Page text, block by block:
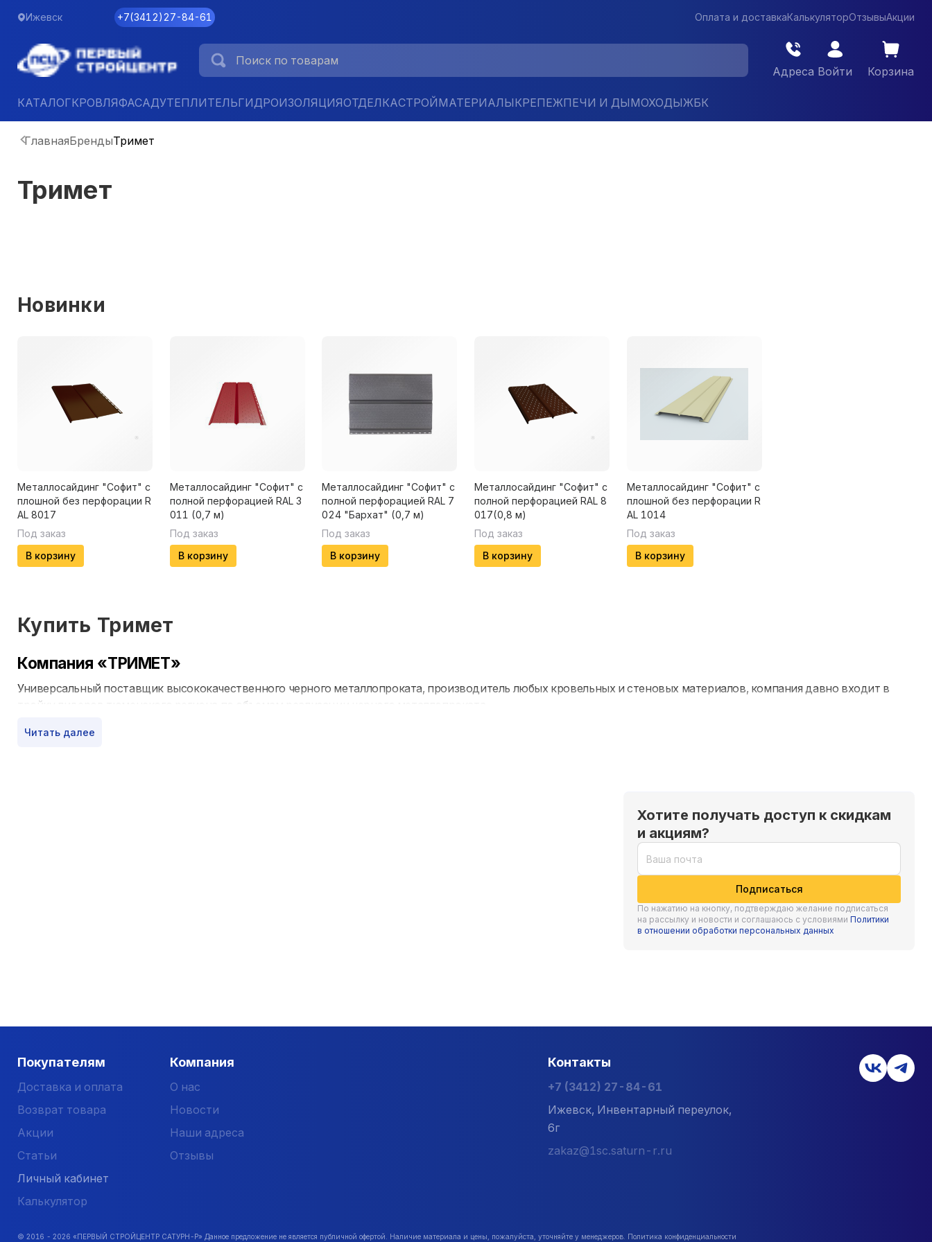
Ижевск +7(3412)27-84-61 Оплата и доставкаКалькуляторОтзывыАкции
Адреса Войти Корзина
КАТАЛОГКРОВЛЯФАСАДУТЕПЛИТЕЛЬГИДРОИЗОЛЯЦИЯОТДЕЛКАСТРОЙМАТЕРИАЛЫКРЕПЕЖПЕЧИ И ДЫМОХОДЫЖБК
ГлавнаяБрендыТримет
Тримет
Новинки
Металлосайдинг "Софит" с
плошной без перфорации R
AL 8017
Под заказ
В корзину
Металлосайдинг "Софит" с
полной перфорацией RAL 3
011 (0,7 м)
Под заказ
В корзину
Металлосайдинг "Софит" с
полной перфорацией RAL 7
024 "Бархат" (0,7 м)
Под заказ
В корзину
Металлосайдинг "Софит" с
полной перфорацией RAL 8
017(0,8 м)
Под заказ
В корзину
Металлосайдинг "Софит" с
плошной без перфорации R
AL 1014
Под заказ
В корзину
Купить Тримет
Компания «ТРИМЕТ»
Универсальный поставщик высококачественного черного металлопроката, производитель любых кровельных и стеновых материалов, компания давно входит в
тройку лидеров тюменского региона по объемам реализации черного металлопроката.
Компания основана 21 мая 2002 г. С момента основания прошла путь от небольшого склада до крупного металлоцентра, осуществляющего комплексное снабжение
Читать далее
Хотите получать доступ к скидкам
и акциям?
Подписаться
По нажатию на кнопку, подтверждаю желание подписаться
на рассылку и новости и соглашаюсь с условиями Политики
в отношении обработки персональных данных
Покупателям
Доставка и оплата
Возврат товара
Акции
Статьи
Личный кабинет
Калькулятор
Компания
О нас
Новости
Наши адреса
Отзывы
Контакты
+7 (3412) 27-84-61
Ижевск, Инвентарный переулок,
6г
zakaz@1sc.saturn-r.ru
© 2016 - 2026 «ПЕРВЫЙ СТРОЙЦЕНТР САТУРН-Р» Данное предложение не является публичной офертой. Наличие материала и цены, пожалуйста, уточняйте у менеджеров. Политика конфиденциальности